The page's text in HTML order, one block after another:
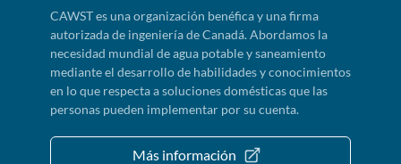
CAWST es una organización benéfica y una firma
autorizada de ingeniería de Canadá. Abordamos la
necesidad mundial de agua potable y saneamiento
mediante el desarrollo de habilidades y conocimientos
en lo que respecta a soluciones domésticas que las
personas pueden implementar por su cuenta.
Más información